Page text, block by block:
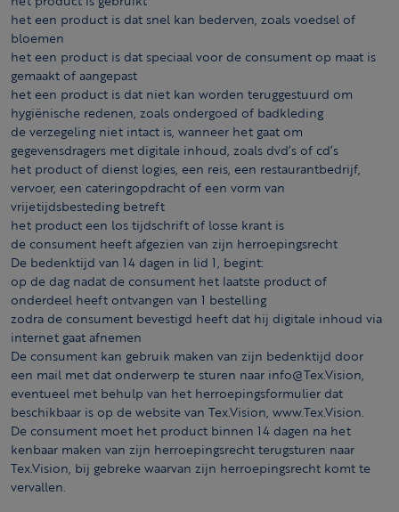
het een product is dat snel kan bederven, zoals voedsel of
bloemen
het een product is dat speciaal voor de consument op maat is
gemaakt of aangepast
het een product is dat niet kan worden teruggestuurd om
hygiënische redenen, zoals ondergoed of badkleding
de verzegeling niet intact is, wanneer het gaat om
gegevensdragers met digitale inhoud, zoals dvd’s of cd’s
het product of dienst logies, een reis, een restaurantbedrijf,
vervoer, een cateringopdracht of een vorm van
vrijetijdsbesteding betreft
het product een los tijdschrift of losse krant is
de consument heeft afgezien van zijn herroepingsrecht
De bedenktijd van 14 dagen in lid 1, begint:
op de dag nadat de consument het laatste product of
onderdeel heeft ontvangen van 1 bestelling
zodra de consument bevestigd heeft dat hij digitale inhoud via
internet gaat afnemen
De consument kan gebruik maken van zijn bedenktijd door
een mail met dat onderwerp te sturen naar info@Tex.Vision,
eventueel met behulp van het herroepingsformulier dat
beschikbaar is op de website van Tex.Vision, www.Tex.Vision.
De consument moet het product binnen 14 dagen na het
kenbaar maken van zijn herroepingsrecht terugsturen naar
Tex.Vision, bij gebreke waarvan zijn herroepingsrecht komt te
vervallen.